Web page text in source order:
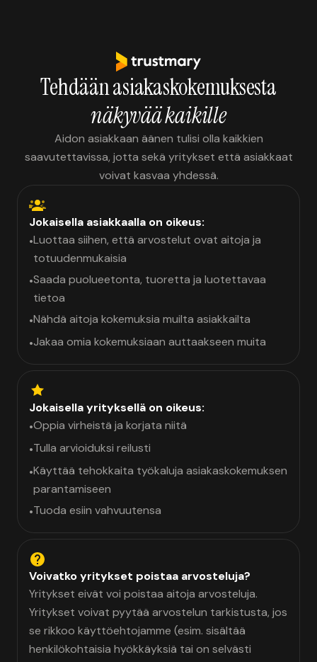
Tehdään asiakaskokemuksesta
näkyvää kaikille
Aidon asiakkaan äänen tulisi olla kaikkien
saavutettavissa, jotta sekä yritykset että asiakkaat
voivat kasvaa yhdessä.
Jokaisella asiakkaalla on oikeus:
•Luottaa siihen, että arvostelut ovat aitoja ja
totuudenmukaisia
•Saada puolueetonta, tuoretta ja luotettavaa
tietoa
•Nähdä aitoja kokemuksia muilta asiakkailta
•Jakaa omia kokemuksiaan auttaakseen muita
Jokaisella yrityksellä on oikeus:
•Oppia virheistä ja korjata niitä
•Tulla arvioiduksi reilusti
•Käyttää tehokkaita työkaluja asiakaskokemuksen
parantamiseen
•Tuoda esiin vahvuutensa
Voivatko yritykset poistaa arvosteluja?
Yritykset eivät voi poistaa aitoja arvosteluja.
Yritykset voivat pyytää arvostelun tarkistusta, jos
se rikkoo käyttöehtojamme (esim. sisältää
henkilökohtaisia hyökkäyksiä tai on selvästi